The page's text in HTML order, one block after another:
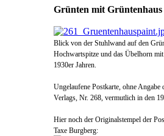
Grünten mit Grüntenhaus
Blick von der Stuhlwand auf den
Hochwartspitze und das Übelhorn
1930er Jahren.
Ungelaufene Postkarte, ohne Angabe
Verlags, Nr. 268, vermutlich in den 1
Hier noch der Originalstempel der
Taxe Burgberg: